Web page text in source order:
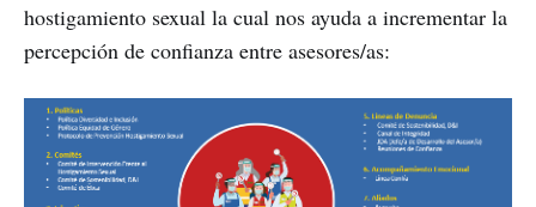
hostigamiento sexual la cual nos ayuda a incrementar la
percepción de confianza entre asesores/as: